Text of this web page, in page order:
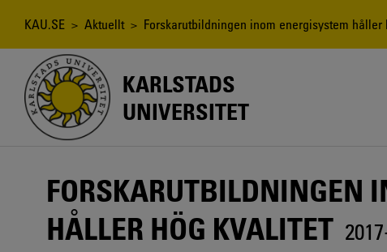
Länkstig
KAU.SE > Aktuellt > Forskarutbildningen inom energisystem håller
KARLSTADS
UNIVERSITET
FORSKARUTBILDNINGEN
HÅLLER HÖG KVALITET